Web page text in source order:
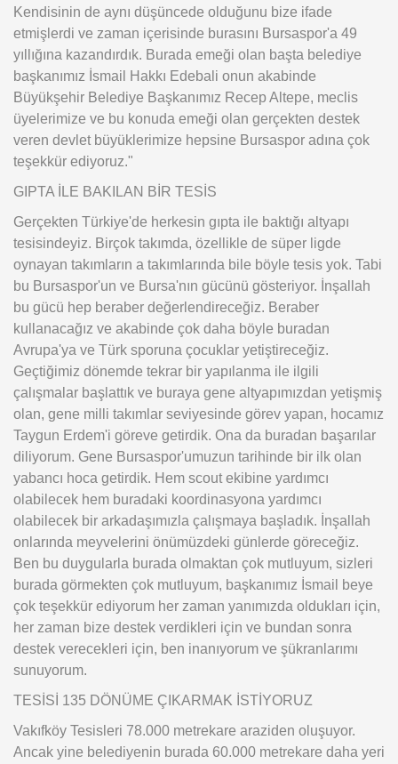
Kendisinin de aynı düşüncede olduğunu bize ifade
etmişlerdi ve zaman içerisinde burasını Bursaspor'a 49
yıllığına kazandırdık. Burada emeği olan başta belediye
başkanımız İsmail Hakkı Edebali onun akabinde
Büyükşehir Belediye Başkanımız Recep Altepe, meclis
üyelerimize ve bu konuda emeği olan gerçekten destek
veren devlet büyüklerimize hepsine Bursaspor adına çok
teşekkür ediyoruz."
GIPTA İLE BAKILAN BİR TESİS
Gerçekten Türkiye'de herkesin gıpta ile baktığı altyapı
tesisindeyiz. Birçok takımda, özellikle de süper ligde
oynayan takımların a takımlarında bile böyle tesis yok. Tabi
bu Bursaspor'un ve Bursa'nın gücünü gösteriyor. İnşallah
bu gücü hep beraber değerlendireceğiz. Beraber
kullanacağız ve akabinde çok daha böyle buradan
Avrupa'ya ve Türk sporuna çocuklar yetiştireceğiz.
Geçtiğimiz dönemde tekrar bir yapılanma ile ilgili
çalışmalar başlattık ve buraya gene altyapımızdan yetişmiş
olan, gene milli takımlar seviyesinde görev yapan, hocamız
Taygun Erdem'i göreve getirdik. Ona da buradan başarılar
diliyorum. Gene Bursaspor'umuzun tarihinde bir ilk olan
yabancı hoca getirdik. Hem scout ekibine yardımcı
olabilecek hem buradaki koordinasyona yardımcı
olabilecek bir arkadaşımızla çalışmaya başladık. İnşallah
onlarında meyvelerini önümüzdeki günlerde göreceğiz.
Ben bu duygularla burada olmaktan çok mutluyum, sizleri
burada görmekten çok mutluyum, başkanımız İsmail beye
çok teşekkür ediyorum her zaman yanımızda oldukları için,
her zaman bize destek verdikleri için ve bundan sonra
destek verecekleri için, ben inanıyorum ve şükranlarımı
sunuyorum.
TESİSİ 135 DÖNÜME ÇIKARMAK İSTİYORUZ
Vakıfköy Tesisleri 78.000 metrekare araziden oluşuyor.
Ancak yine belediyenin burada 60.000 metrekare daha yeri